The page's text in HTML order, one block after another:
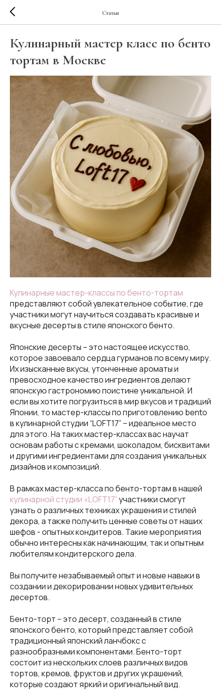
Статьи
Кулинарный мастер класс по бенто
тортам в Москве
Кулинарные мастер-классы по бенто-тортам
представляют собой увлекательное событие, где
участники могут научиться создавать красивые и
вкусные десерты в стиле японского бенто.
Японские десерты – это настоящее искусство,
которое завоевало сердца гурманов по всему миру.
Их изысканные вкусы, утонченные ароматы и
превосходное качество ингредиентов делают
японскую гастрономию поистине уникальной. И
если вы хотите погрузиться в мир вкусов и традиций
Японии, то мастер-классы по приготовлению bento
в кулинарной студии “LOFT17” – идеальное место
для этого. На таких мастер-классах вас научат
основам работы с кремами, шоколадом, бисквитами
и другими ингредиентами для создания уникальных
дизайнов и композиций.
В рамках мастер-класса по бенто-тортам в нашей
кулинарной студии «LOFT17”участники смогут
узнать о различных техниках украшения и стилей
декора, а также получить ценные советы от наших
шефов - опытных кондитеров. Такие мероприятия
обычно интересны как начинающим, так и опытным
любителям кондитерского дела.
Вы получите незабываемый опыт и новые навыки в
создании и декорировании новых удивительных
десертов.
Бенто-торт – это десерт, созданный в стиле
японского бенто, который представляет собой
традиционный японский ланчбокс с
разнообразными компонентами. Бенто-торт
состоит из нескольких слоев различных видов
тортов, кремов, фруктов и других украшений,
которые создают яркий и оригинальный вид.